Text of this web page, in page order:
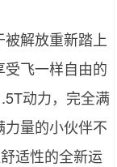
解放重新踏上
飞一样自由的
动力，完全满
量的小伙伴不
适性的全新运